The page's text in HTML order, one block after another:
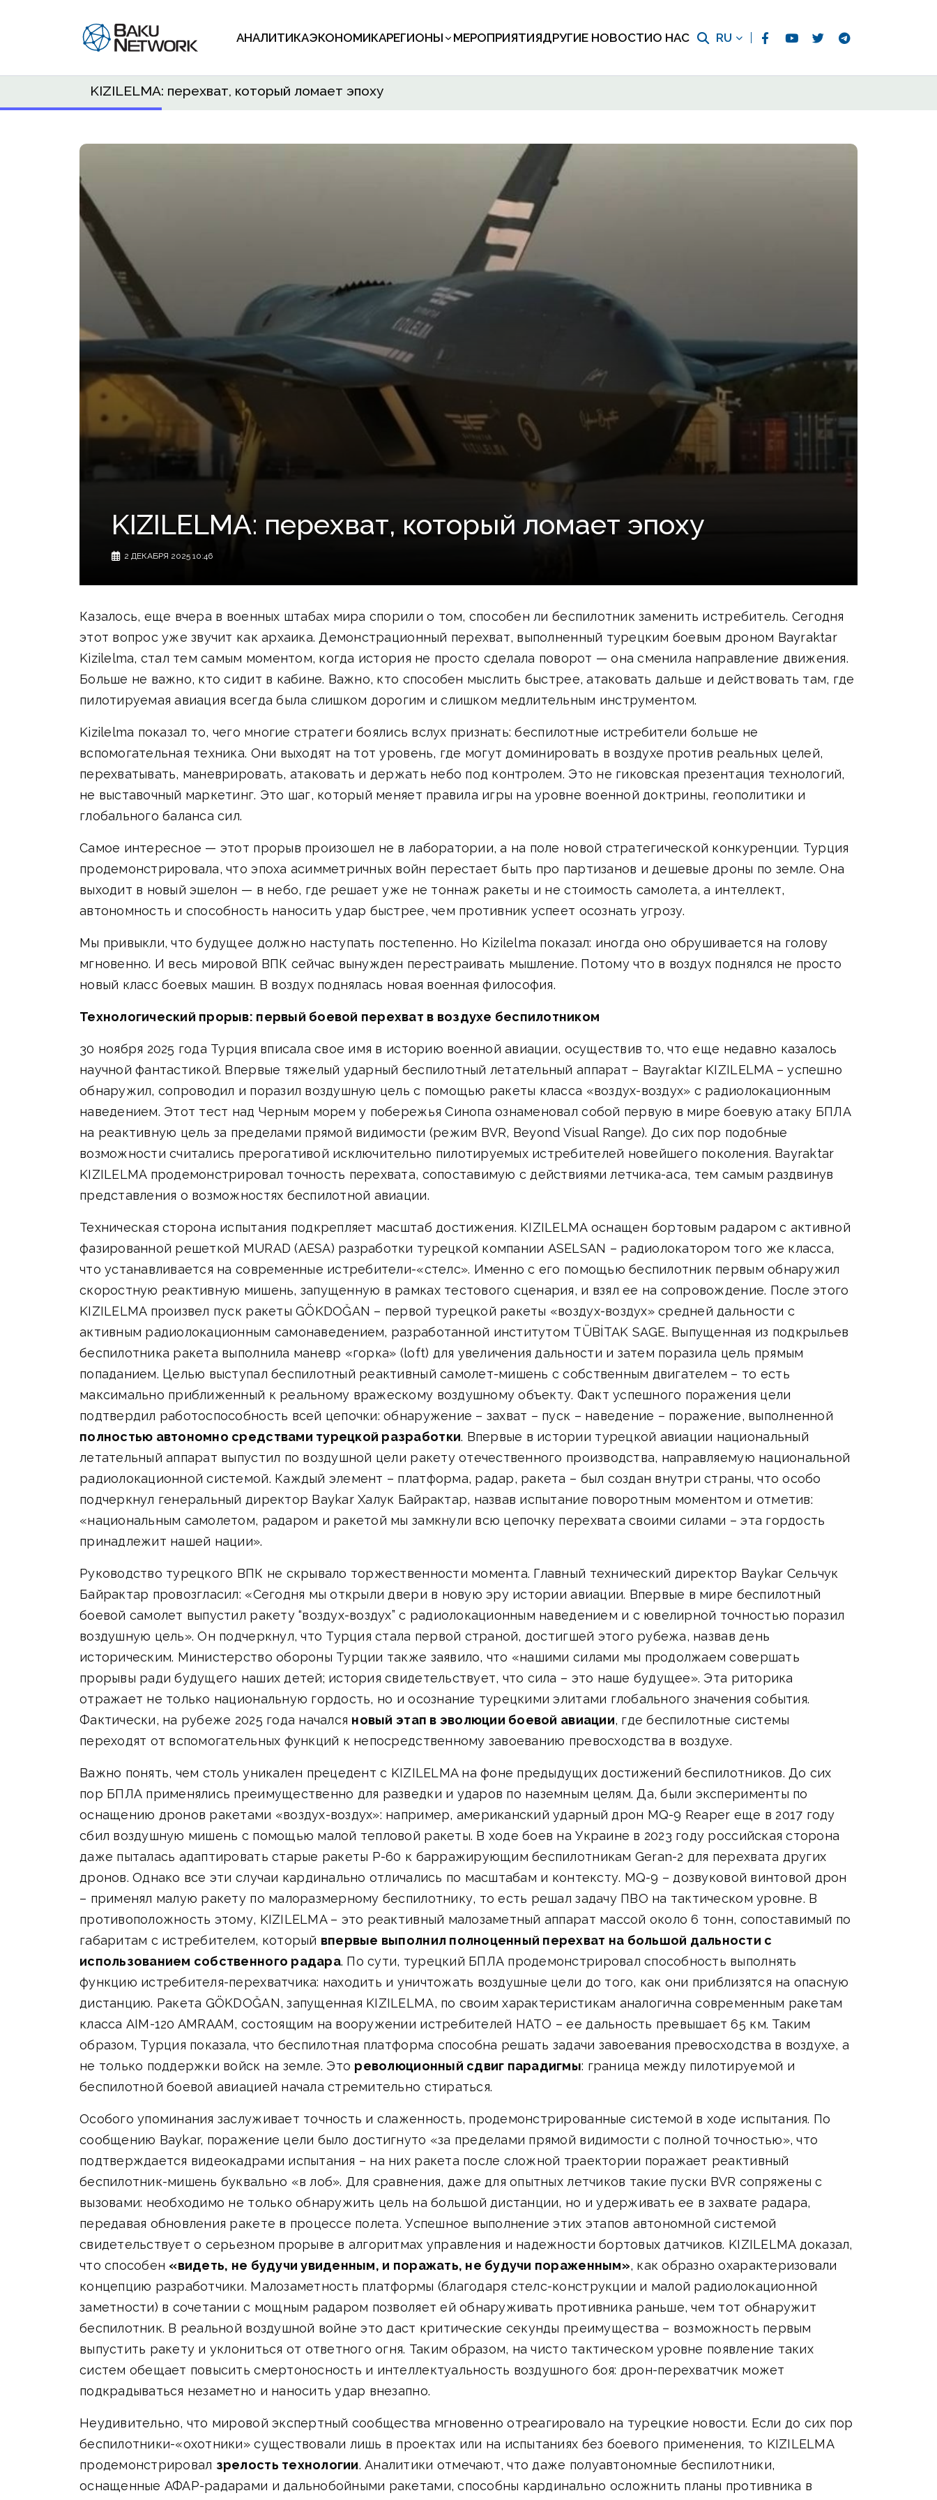
АНАЛИТИКАЭКОНОМИКАРЕГИОНЫ МЕРОПРИЯТИЯДРУГИЕ НОВОСТИО НАС RU
KIZILELMA: перехват, который ломает эпоху
KIZILELMA: перехват, который ломает эпоху
2 ДЕКАБРЯ 2025 10:46
Казалось, еще вчера в военных штабах мира спорили о том, способен ли беспилотник заменить истребитель. Сегодня
этот вопрос уже звучит как архаика. Демонстрационный перехват, выполненный турецким боевым дроном Bayraktar
Kizilelma, стал тем самым моментом, когда история не просто сделала поворот — она сменила направление движения.
Больше не важно, кто сидит в кабине. Важно, кто способен мыслить быстрее, атаковать дальше и действовать там, где
пилотируемая авиация всегда была слишком дорогим и слишком медлительным инструментом.
Kizilelma показал то, чего многие стратеги боялись вслух признать: беспилотные истребители больше не
вспомогательная техника. Они выходят на тот уровень, где могут доминировать в воздухе против реальных целей,
перехватывать, маневрировать, атаковать и держать небо под контролем. Это не гиковская презентация технологий,
не выставочный маркетинг. Это шаг, который меняет правила игры на уровне военной доктрины, геополитики и
глобального баланса сил.
Самое интересное — этот прорыв произошел не в лаборатории, а на поле новой стратегической конкуренции. Турция
продемонстрировала, что эпоха асимметричных войн перестает быть про партизанов и дешевые дроны по земле. Она
выходит в новый эшелон — в небо, где решает уже не тоннаж ракеты и не стоимость самолета, а интеллект,
автономность и способность наносить удар быстрее, чем противник успеет осознать угрозу.
Мы привыкли, что будущее должно наступать постепенно. Но Kizilelma показал: иногда оно обрушивается на голову
мгновенно. И весь мировой ВПК сейчас вынужден перестраивать мышление. Потому что в воздух поднялся не просто
новый класс боевых машин. В воздух поднялась новая военная философия.
Технологический прорыв: первый боевой перехват в воздухе беспилотником
30 ноября 2025 года Турция вписала свое имя в историю военной авиации, осуществив то, что еще недавно казалось
научной фантастикой. Впервые тяжелый ударный беспилотный летательный аппарат – Bayraktar KIZILELMA – успешно
обнаружил, сопроводил и поразил воздушную цель с помощью ракеты класса «воздух-воздух» с радиолокационным
наведением. Этот тест над Черным морем у побережья Синопа ознаменовал собой первую в мире боевую атаку БПЛА
на реактивную цель за пределами прямой видимости (режим BVR, Beyond Visual Range). До сих пор подобные
возможности считались прерогативой исключительно пилотируемых истребителей новейшего поколения. Bayraktar
KIZILELMA продемонстрировал точность перехвата, сопоставимую с действиями летчика-аса, тем самым раздвинув
представления о возможностях беспилотной авиации.
Техническая сторона испытания подкрепляет масштаб достижения. KIZILELMA оснащен бортовым радаром с активной
фазированной решеткой MURAD (AESA) разработки турецкой компании ASELSAN – радиолокатором того же класса,
что устанавливается на современные истребители-«стелс». Именно с его помощью беспилотник первым обнаружил
скоростную реактивную мишень, запущенную в рамках тестового сценария, и взял ее на сопровождение. После этого
KIZILELMA произвел пуск ракеты GÖKDOĞAN – первой турецкой ракеты «воздух-воздух» средней дальности с
активным радиолокационным самонаведением, разработанной институтом TÜBİTAK SAGE. Выпущенная из подкрыльев
беспилотника ракета выполнила маневр «горка» (loft) для увеличения дальности и затем поразила цель прямым
попаданием. Целью выступал беспилотный реактивный самолет-мишень с собственным двигателем – то есть
максимально приближенный к реальному вражескому воздушному объекту. Факт успешного поражения цели
подтвердил работоспособность всей цепочки: обнаружение – захват – пуск – наведение – поражение, выполненной
полностью автономно средствами турецкой разработки. Впервые в истории турецкой авиации национальный
летательный аппарат выпустил по воздушной цели ракету отечественного производства, направляемую национальной
радиолокационной системой. Каждый элемент – платформа, радар, ракета – был создан внутри страны, что особо
подчеркнул генеральный директор Baykar Халук Байрактар, назвав испытание поворотным моментом и отметив:
«национальным самолетом, радаром и ракетой мы замкнули всю цепочку перехвата своими силами – эта гордость
принадлежит нашей нации».
Руководство турецкого ВПК не скрывало торжественности момента. Главный технический директор Baykar Сельчук
Байрактар провозгласил: «Сегодня мы открыли двери в новую эру истории авиации. Впервые в мире беспилотный
боевой самолет выпустил ракету “воздух-воздух” с радиолокационным наведением и с ювелирной точностью поразил
воздушную цель». Он подчеркнул, что Турция стала первой страной, достигшей этого рубежа, назвав день
историческим. Министерство обороны Турции также заявило, что «нашими силами мы продолжаем совершать
прорывы ради будущего наших детей; история свидетельствует, что сила – это наше будущее». Эта риторика
отражает не только национальную гордость, но и осознание турецкими элитами глобального значения события.
Фактически, на рубеже 2025 года начался новый этап в эволюции боевой авиации, где беспилотные системы
переходят от вспомогательных функций к непосредственному завоеванию превосходства в воздухе.
Важно понять, чем столь уникален прецедент с KIZILELMA на фоне предыдущих достижений беспилотников. До сих
пор БПЛА применялись преимущественно для разведки и ударов по наземным целям. Да, были эксперименты по
оснащению дронов ракетами «воздух-воздух»: например, американский ударный дрон MQ-9 Reaper еще в 2017 году
сбил воздушную мишень с помощью малой тепловой ракеты. В ходе боев на Украине в 2023 году российская сторона
даже пыталась адаптировать старые ракеты Р-60 к барражирующим беспилотникам Geran-2 для перехвата других
дронов. Однако все эти случаи кардинально отличались по масштабам и контексту. MQ-9 – дозвуковой винтовой дрон
– применял малую ракету по малоразмерному беспилотнику, то есть решал задачу ПВО на тактическом уровне. В
противоположность этому, KIZILELMA – это реактивный малозаметный аппарат массой около 6 тонн, сопоставимый по
габаритам с истребителем, который впервые выполнил полноценный перехват на большой дальности с
использованием собственного радара. По сути, турецкий БПЛА продемонстрировал способность выполнять
функцию истребителя-перехватчика: находить и уничтожать воздушные цели до того, как они приблизятся на опасную
дистанцию. Ракета GÖKDOĞAN, запущенная KIZILELMA, по своим характеристикам аналогична современным ракетам
класса AIM-120 AMRAAM, состоящим на вооружении истребителей НАТО – ее дальность превышает 65 км. Таким
образом, Турция показала, что беспилотная платформа способна решать задачи завоевания превосходства в воздухе, а
не только поддержки войск на земле. Это революционный сдвиг парадигмы: граница между пилотируемой и
беспилотной боевой авиацией начала стремительно стираться.
Особого упоминания заслуживает точность и слаженность, продемонстрированные системой в ходе испытания. По
сообщению Baykar, поражение цели было достигнуто «за пределами прямой видимости с полной точностью», что
подтверждается видеокадрами испытания – на них ракета после сложной траектории поражает реактивный
беспилотник-мишень буквально «в лоб». Для сравнения, даже для опытных летчиков такие пуски BVR сопряжены с
вызовами: необходимо не только обнаружить цель на большой дистанции, но и удерживать ее в захвате радара,
передавая обновления ракете в процессе полета. Успешное выполнение этих этапов автономной системой
свидетельствует о серьезном прорыве в алгоритмах управления и надежности бортовых датчиков. KIZILELMA доказал,
что способен «видеть, не будучи увиденным, и поражать, не будучи пораженным», как образно охарактеризовали
концепцию разработчики. Малозаметность платформы (благодаря стелс-конструкции и малой радиолокационной
заметности) в сочетании с мощным радаром позволяет ей обнаруживать противника раньше, чем тот обнаружит
беспилотник. В реальной воздушной войне это даст критические секунды преимущества – возможность первым
выпустить ракету и уклониться от ответного огня. Таким образом, на чисто тактическом уровне появление таких
систем обещает повысить смертоносность и интеллектуальность воздушного боя: дрон-перехватчик может
подкрадываться незаметно и наносить удар внезапно.
Неудивительно, что мировой экспертный сообщества мгновенно отреагировало на турецкие новости. Если до сих пор
беспилотники-«охотники» существовали лишь в проектах или на испытаниях без боевого применения, то KIZILELMA
продемонстрировал зрелость технологии. Аналитики отмечают, что даже полуавтономные беспилотники,
оснащенные АФАР-радарами и дальнобойными ракетами, способны кардинально осложнить планы противника в